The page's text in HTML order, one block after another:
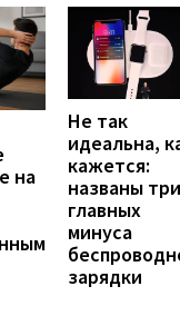
на
Не так
идеальна,
кажется:
названы три
главных
минуса
зарядки